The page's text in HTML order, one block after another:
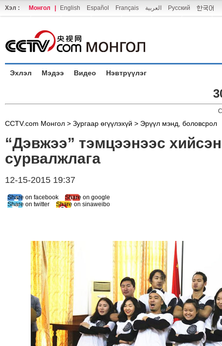
Хэл : Монгол English Español Français العربية Русский
Эхлэл Мэдээ Видео Нэвтрүүлэг
CCTV.com Монгол > Зургаар өгүүлэхүй > Эрүүл мэнд, боловсрол
“Дэвжээ” тэмцээнээс хийсэн
сурвалжлага
12-15-2015 19:37
Share on facebook
Share on google
Share on twitter
Share on sinaweibo